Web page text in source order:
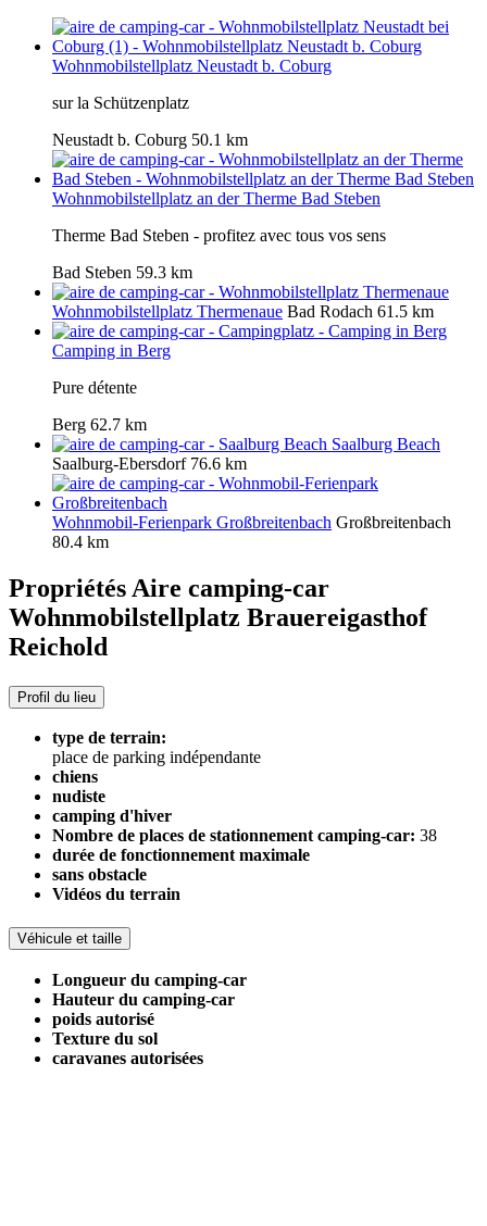
Wohnmobilstellplatz Neustadt b. Coburg
sur la Schützenplatz
Neustadt b. Coburg 50.1 km
Wohnmobilstellplatz an der Therme Bad Steben
Therme Bad Steben - profitez avec tous vos sens
Bad Steben 59.3 km
Wohnmobilstellplatz Thermenaue Bad Rodach 61.5 km
Camping in Berg
Pure détente
Berg 62.7 km
Saalburg Beach
Saalburg-Ebersdorf 76.6 km
Wohnmobil-Ferienpark Großbreitenbach Großbreitenbach
80.4 km
Propriétés Aire camping-car
Wohnmobilstellplatz Brauereigasthof
Reichold
Profil du lieu
type de terrain:
place de parking indépendante
chiens
nudiste
camping d'hiver
Nombre de places de stationnement camping-car: 38
durée de fonctionnement maximale
sans obstacle
Vidéos du terrain
Véhicule et taille
Longueur du camping-car
Hauteur du camping-car
poids autorisé
Texture du sol
caravanes autorisées